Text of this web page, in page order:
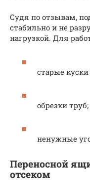
Судя по отзывам,
стабильно и не
нагрузкой. Для
старые
обрезки труб;
ненужные
Переносной
отсеком